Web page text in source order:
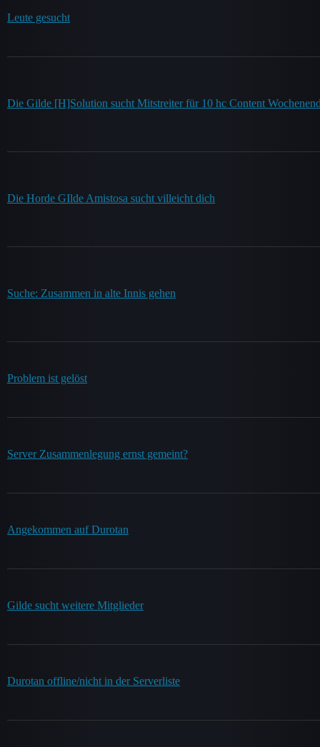
Leute gesucht
Die Gilde [H]Solution sucht Mitstreiter für 10 hc Content
Die Horde GIlde Amistosa sucht villeicht dich
Suche: Zusammen in alte Innis gehen
Problem ist gelöst
Server Zusammenlegung ernst gemeint?
Angekommen auf Durotan
Gilde sucht weitere Mitglieder
Durotan offline/nicht in der Serverliste